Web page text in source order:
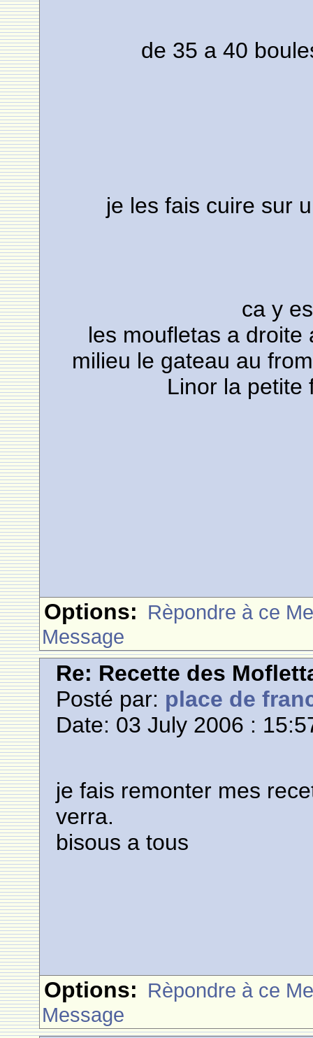
de 35 a 40
je les fais cuire sur
ca y
les moufletas a droite
milieu le gateau au
Linor la petite
Options: Rèpondre à ce
Message
Re: Recette des
Posté par: place de
Date: 03 July 2006 :
je fais remonter mes
verra.
bisous a tous
Options: Rèpondre à ce
Message